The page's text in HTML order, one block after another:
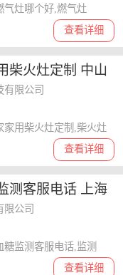
查看详细
气灶哪个好,燃气灶
柴火灶定制 中山
供应
限公司
查看详细
家用柴火灶定制,柴火灶
测客服电话 上海
应
限公司
查看详细
监测客服电话,监测